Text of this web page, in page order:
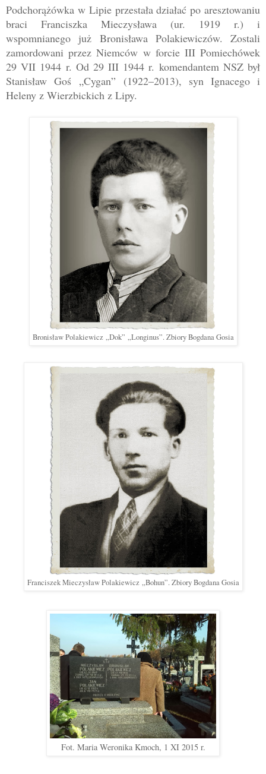
Podchorążówka w Lipie przestała działać po aresztowaniu
braci Franciszka Mieczysława (ur. 1919 r.) i
wspomnianego już Bronisława Polakiewiczów. Zostali
zamordowani przez Niemców w forcie III Pomiechówek
29 VII 1944 r. Od 29 III 1944 r. komendantem NSZ był
Stanisław Goś „Cygan” (1922–2013), syn Ignacego i
Heleny z Wierzbickich z Lipy.
Bronisław Polakiewicz „Dok” „Longinus”. Zbiory Bogdana Gosia
Franciszek Mieczysław Polakiewicz „Bohun”. Zbiory Bogdana Gosia
Fot. Maria Weronika Kmoch, 1 XI 2015 r.